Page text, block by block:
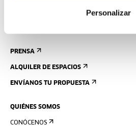
Personalizar
PRENSA
ALQUILER DE ESPACIOS
ENVÍANOS TU PROPUESTA
QUIÉNES SOMOS
CONÓCENOS